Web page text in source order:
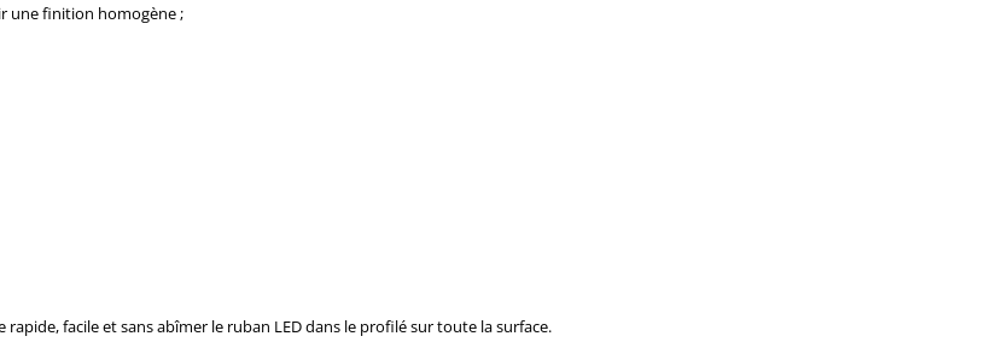
une finition homogène ;
facile et sans abîmer le ruban LED dans le profilé sur toute la surface.